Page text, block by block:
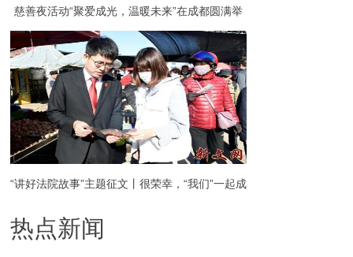
慈善夜活动“聚爱成光，温暖未来”在成都圆满举
“讲好法院故事”主题征文丨很荣幸，“我们”一起成
热点新闻